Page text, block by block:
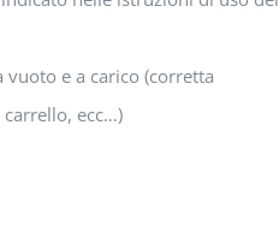
e a carico (corretta
ecc…)